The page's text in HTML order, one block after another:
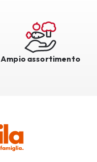
Ampio assortimento